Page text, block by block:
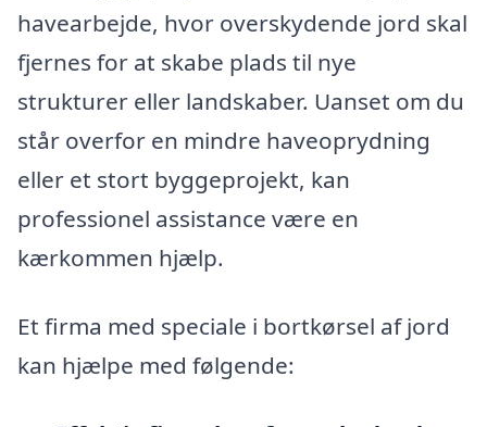
havearbejde, hvor overskydende jord skal
fjernes for at skabe plads til nye
strukturer eller landskaber. Uanset om du
står overfor en mindre haveoprydning
eller et stort byggeprojekt, kan
professionel assistance være en
kærkommen hjælp.
Et firma med speciale i bortkørsel af jord
kan hjælpe med følgende: